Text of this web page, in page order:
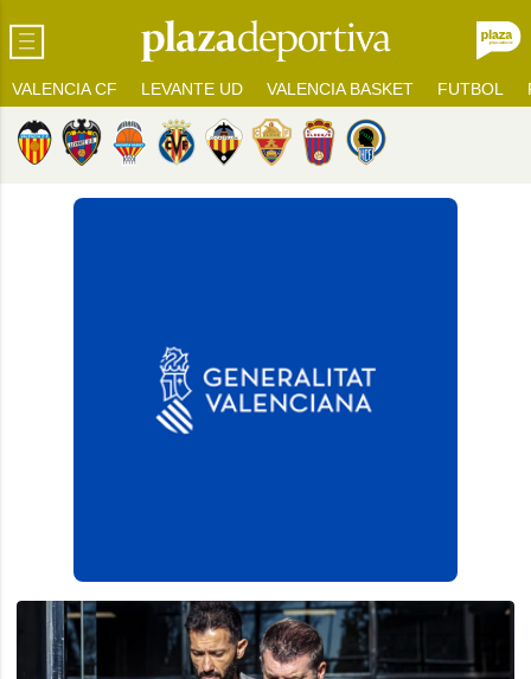
VALENCIA CF LEVANTE UD VALENCIA BASKET FUTBOL